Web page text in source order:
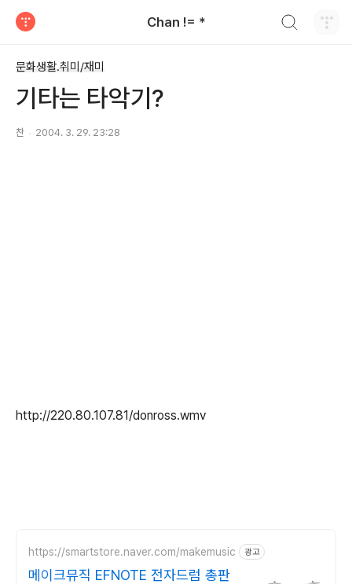
Chan != *
문화생활.취미/재미
기타는 타악기?
찬 2004. 3. 29. 23:28
http://220.80.107.81/donross.wmv
https://smartstore.naver.com/makemusic 광고
메이크뮤직 EFNOTE 전자드럼 총판